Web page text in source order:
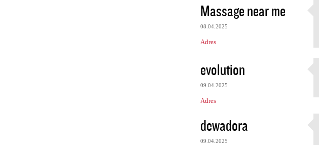
Massage near me
08.04.2025
Adres
evolution
09.04.2025
Adres
dewadora
09.04.2025